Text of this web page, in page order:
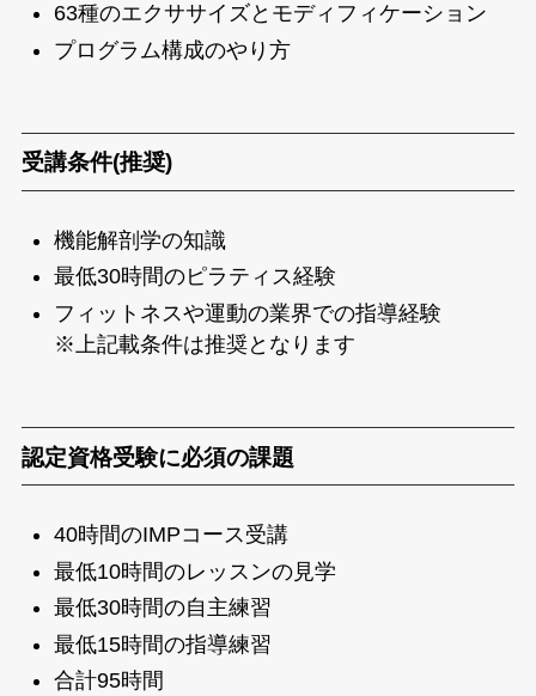
63種のエクササイズとモディフィケーション
プログラム構成のやり方
受講条件(推奨)
機能解剖学の知識
最低30時間のピラティス経験
フィットネスや運動の業界での指導経験
※上記載条件は推奨となります
認定資格受験に必須の課題
40時間のIMPコース受講
最低10時間のレッスンの見学
最低30時間の自主練習
最低15時間の指導練習
合計95時間